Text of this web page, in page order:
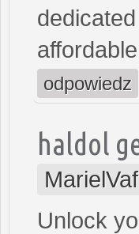
odpowiedz
haldol
Unlock